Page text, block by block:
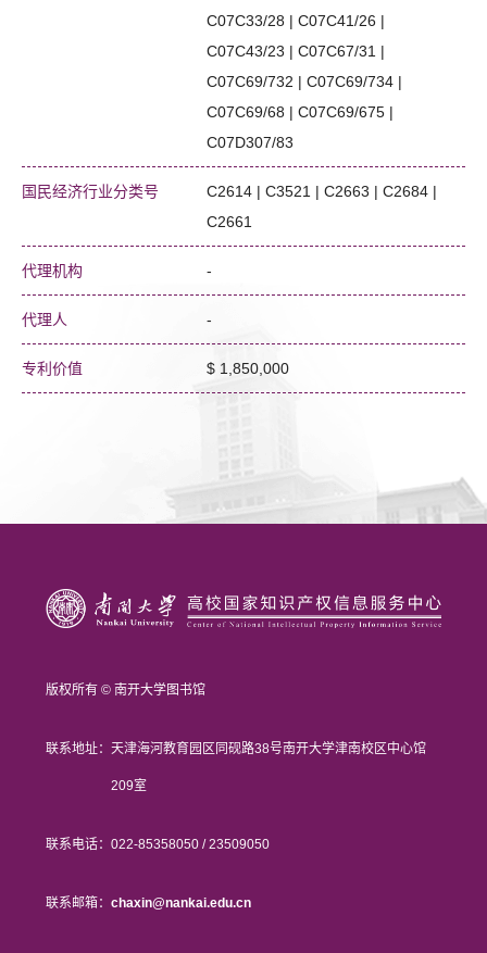
C07C33/28 | C07C41/26 |
C07C43/23 | C07C67/31 |
C07C69/732 | C07C69/734 |
C07C69/68 | C07C69/675 |
C07D307/83
国民经济行业分类号
C2614 | C3521 | C2663 | C2684 |
C2661
代理机构 -
代理人 -
专利价值 $ 1,850,000
版权所有 © 南开大学图书馆
联系地址： 天津海河教育园区同砚路38号南开大学津南校区中心馆
209室
联系电话： 022-85358050 / 23509050
联系邮箱： chaxin@nankai.edu.cn